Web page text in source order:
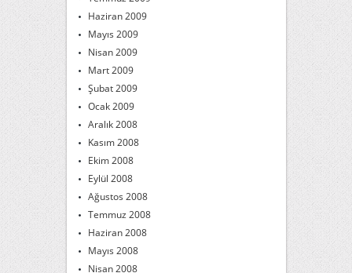
Haziran 2009
Mayıs 2009
Nisan 2009
Mart 2009
Şubat 2009
Ocak 2009
Aralık 2008
Kasım 2008
Ekim 2008
Eylül 2008
Ağustos 2008
Temmuz 2008
Haziran 2008
Mayıs 2008
Nisan 2008